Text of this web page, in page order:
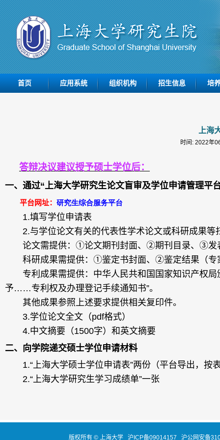
首页 应用系统 组织机构 招生信息 培
上海
时间: 2022
答辩决议建议授予硕士学位后：
一、通过“上海大学研究生论文盲审及学位申请管理平
平台网址： 研究生综合服务平台
1.填写学位申请表
2.与学位论文有关的代表性学术论文或科研成果等
论文需提供：①论文期刊封面、②期刊目录、③发
科研成果需提供：①鉴定书封面、②鉴定结果（专
专利成果需提供：中华人民共和国国家知识产权局
予……专利权及办理登记手续通知书”。
其他成果参照上述要求提供相关复印件。
3.学位论文全文（pdf格式）
4.中文摘要（1500字）和英文摘要
二、向学院递交硕士学位申请材料
1.“上海大学硕士学位申请表”两份（平台导出，按
2.“上海大学研究生学习成绩单”一张
版权所有 © 上海大学 沪ICP备09014157
沪公网安备